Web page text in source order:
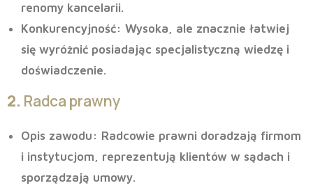
renomy kancelarii.
Konkurencyjność: Wysoka, ale znacznie łatwiej
się wyróżnić posiadając specjalistyczną wiedzę i
doświadczenie.
2. Radca prawny
Opis zawodu : Radcowie prawni doradzają firmom
i instytucjom, reprezentują klientów w sądach i
sporządzają umowy.